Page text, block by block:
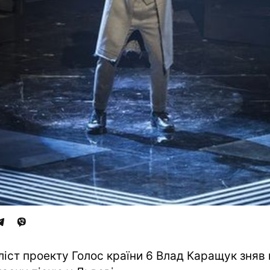
проекту Голос країни 6 Влад Каращук зняв